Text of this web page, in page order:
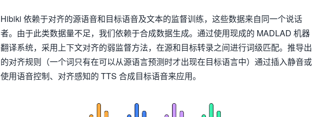
Hibiki 依赖于对齐的源语音和目标语音及文本的监督训练，这些数据来自同一个说话
者。由于此类数据量不足，我们依赖于合成数据生成。通过使用现成的 MADLAD 机器
翻译系统，采用上下文对齐的弱监督方法，在源和目标转录之间进行词级匹配。推导出
的对齐规则（一个词只有在可以从源语言预测时才出现在目标语言中）通过插入静音或
使用语音控制、对齐感知的 TTS 合成目标语音来应用。